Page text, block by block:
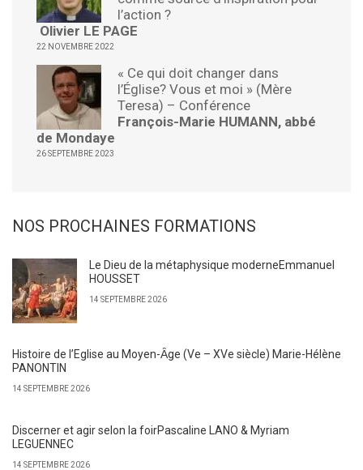
l’action ?
Olivier LE PAGE
22 NOVEMBRE 2022
« Ce qui doit changer dans
l’Église? Vous et moi » (Mère
Teresa) – Conférence
François-Marie HUMANN, abbé
de Mondaye
26 SEPTEMBRE 2023
NOS PROCHAINES FORMATIONS
Le Dieu de la métaphysique moderneEmmanuel
HOUSSET
14 SEPTEMBRE 2026
Histoire de l’Eglise au Moyen-Ȃge (Ve – XVe siècle) Marie-Hélène
PANONTIN
14 SEPTEMBRE 2026
Discerner et agir selon la foirPascaline LANO & Myriam
LEGUENNEC
14 SEPTEMBRE 2026